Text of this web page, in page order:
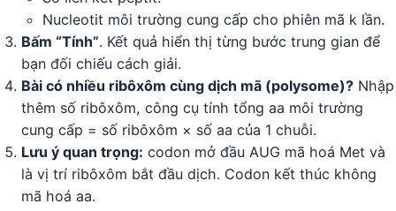
Nucleotit môi trường cung cấp cho phiên mã k lần.
Bấm “Tính”. Kết quả hiển thị từng bước trung gian để
bạn đối chiếu cách giải.
Bài có nhiều ribôxôm cùng dịch mã (polysome)? Nhập
thêm số ribôxôm, công cụ tính tổng aa môi trường
cung cấp = số ribôxôm × số aa của 1 chuỗi.
Lưu ý quan trọng: codon mở đầu AUG mã hoá Met và
là vị trí ribôxôm bắt đầu dịch. Codon kết thúc không
mã hoá aa.